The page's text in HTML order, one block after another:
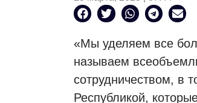
«Мы уделяем все
называем
сотрудничеством, в
Республикой,